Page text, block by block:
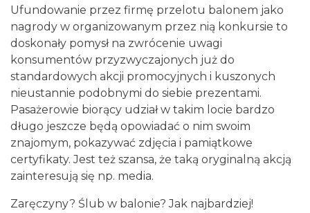
Ufundowanie przez firmę przelotu balonem jako
nagrody w organizowanym przez nią konkursie to
doskonały pomysł na zwrócenie uwagi
konsumentów przyzwyczajonych już do
standardowych akcji promocyjnych i kuszonych
nieustannie podobnymi do siebie prezentami.
Pasażerowie biorący udział w takim locie bardzo
długo jeszcze będą opowiadać o nim swoim
znajomym, pokazywać zdjęcia i pamiątkowe
certyfikaty. Jest też szansa, że taką oryginalną akcją
zainteresują się np. media.
Zaręczyny? Ślub w balonie? Jak najbardziej!